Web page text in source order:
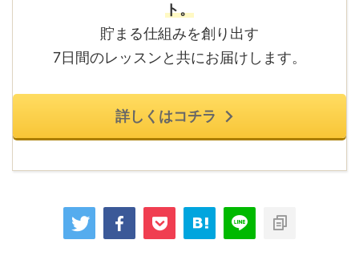
ト。
貯まる仕組みを創り出す
7日間のレッスンと共にお届けします。
詳しくはコチラ